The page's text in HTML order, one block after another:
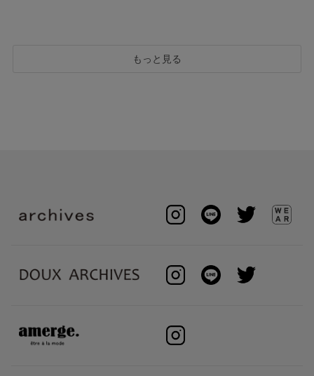
もっと見る